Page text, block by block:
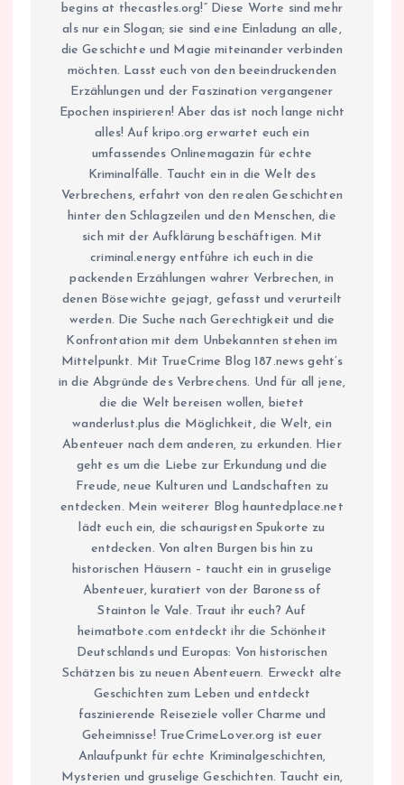
begins at thecastles.org!“ Diese Worte sind mehr
als nur ein Slogan; sie sind eine Einladung an alle,
die Geschichte und Magie miteinander verbinden
möchten. Lasst euch von den beeindruckenden
Erzählungen und der Faszination vergangener
Epochen inspirieren! Aber das ist noch lange nicht
alles! Auf kripo.org erwartet euch ein
umfassendes Onlinemagazin für echte
Kriminalfälle. Taucht ein in die Welt des
Verbrechens, erfahrt von den realen Geschichten
hinter den Schlagzeilen und den Menschen, die
sich mit der Aufklärung beschäftigen. Mit
criminal.energy entführe ich euch in die
packenden Erzählungen wahrer Verbrechen, in
denen Bösewichte gejagt, gefasst und verurteilt
werden. Die Suche nach Gerechtigkeit und die
Konfrontation mit dem Unbekannten stehen im
Mittelpunkt. Mit TrueCrime Blog 187.news geht’s
in die Abgründe des Verbrechens. Und für all jene,
die die Welt bereisen wollen, bietet
wanderlust.plus die Möglichkeit, die Welt, ein
Abenteuer nach dem anderen, zu erkunden. Hier
geht es um die Liebe zur Erkundung und die
Freude, neue Kulturen und Landschaften zu
entdecken. Mein weiterer Blog hauntedplace.net
lädt euch ein, die schaurigsten Spukorte zu
entdecken. Von alten Burgen bis hin zu
historischen Häusern – taucht ein in gruselige
Abenteuer, kuratiert von der Baroness of
Stainton le Vale. Traut ihr euch? Auf
heimatbote.com entdeckt ihr die Schönheit
Deutschlands und Europas: Von historischen
Schätzen bis zu neuen Abenteuern. Erweckt alte
Geschichten zum Leben und entdeckt
faszinierende Reiseziele voller Charme und
Geheimnisse! TrueCrimeLover.org ist euer
Anlaufpunkt für echte Kriminalgeschichten,
Mysterien und gruselige Geschichten. Taucht ein,